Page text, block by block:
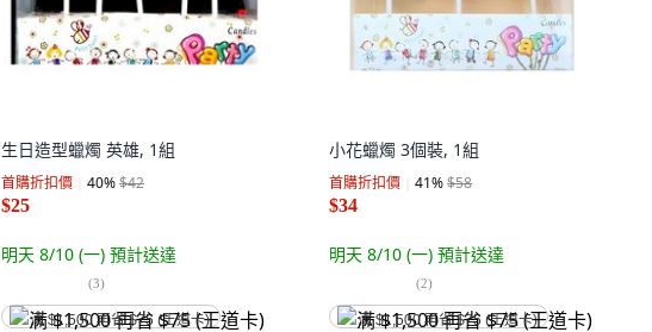
生日造型蠟燭 英雄, 1組
首購折扣價 40%$42
$25
明天 8/10 (一) 預計送達
(3)
满 $1,500 再省 $75 (王道卡)
小花蠟燭 3個裝, 1組
首購折扣價 41%$58
$34
明天 8/10 (一) 預計送達
(2)
满 $1,500 再省 $75 (王道卡)